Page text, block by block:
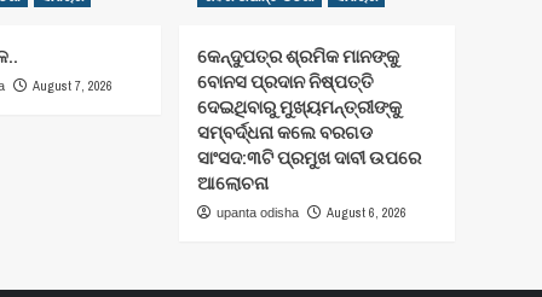
August 7, 2026
କେନ୍ଦୁପତ୍ର ଶ୍ରମିକ ମାନଙ୍କୁ
ବୋନସ ପ୍ରଦାନ ନିଷ୍ପତ୍ତି
ଦେଇଥିବାରୁ ମୁଖ୍ୟମନ୍ତ୍ରୀଙ୍କୁ
ସମ୍ବର୍ଦ୍ଧନା କଲେ ବରଗଡ
ସାଂସଦ:୩ଟି ପ୍ରମୁଖ ଦାବୀ ଉପରେ
ଆଲୋଚନା
upanta odisha August 6, 2026